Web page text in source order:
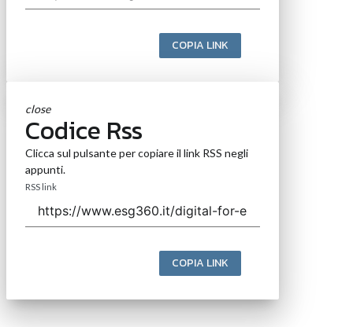
COPIA LINK
close
Codice Rss
Clicca sul pulsante per copiare il link RSS negli
appunti.
RSS link
COPIA LINK